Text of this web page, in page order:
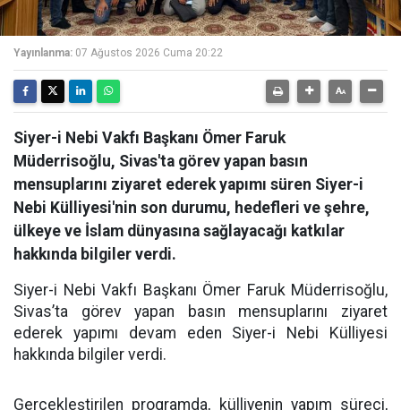
Yayınlanma: 07 Ağustos 2026 Cuma 20:22
Siyer-i Nebi Vakfı Başkanı Ömer Faruk
Müderrisoğlu, Sivas'ta görev yapan basın
mensuplarını ziyaret ederek yapımı süren Siyer-i
Nebi Külliyesi'nin son durumu, hedefleri ve şehre,
ülkeye ve İslam dünyasına sağlayacağı katkılar
hakkında bilgiler verdi.
Siyer-i Nebi Vakfı Başkanı Ömer Faruk Müderrisoğlu,
Sivas’ta görev yapan basın mensuplarını ziyaret
ederek yapımı devam eden Siyer-i Nebi Külliyesi
hakkında bilgiler verdi.
Gerçekleştirilen programda, külliyenin yapım süreci,